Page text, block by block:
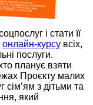
і стати її
онлайн-курсу всіх,
послуги.
планує взяти
Проєкту малих
сім’ям з дітьми та
який